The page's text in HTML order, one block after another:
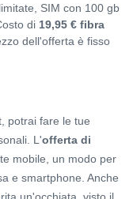
SIM con 100 gb
di 19,95 € fibra
dell'offerta è fisso
potrai fare le tue
L'offerta di
mobile, un modo per
e smartphone. Anche
un'occhiata, visto il